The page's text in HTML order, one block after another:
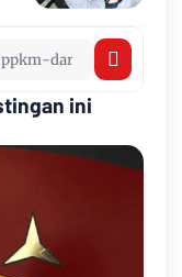
ini